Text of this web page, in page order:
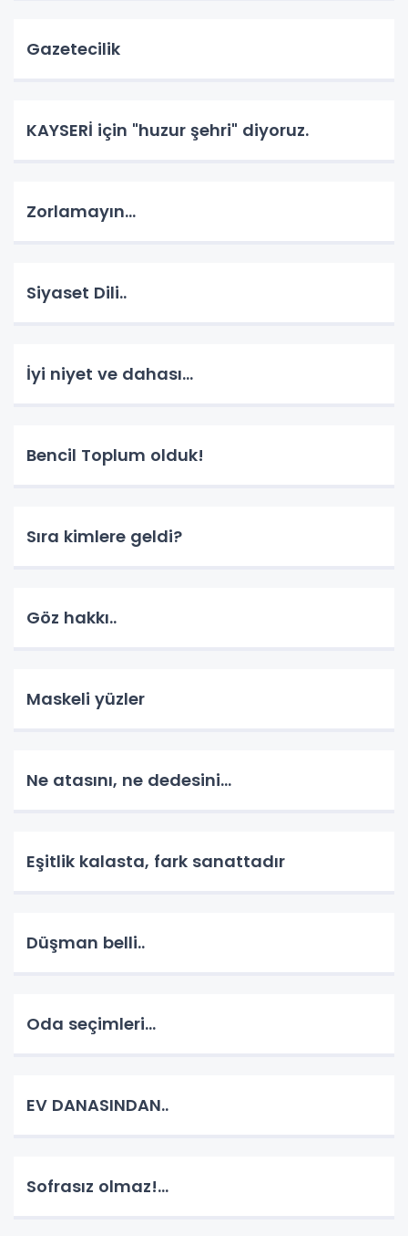
Gazetecilik
KAYSERİ için "huzur şehri" diyoruz.
Zorlamayın...
Siyaset Dili..
İyi niyet ve dahası...
Bencil Toplum olduk!
Sıra kimlere geldi?
Göz hakkı..
Maskeli yüzler
Ne atasını, ne dedesini...
Eşitlik kalasta, fark sanattadır
Düşman belli..
Oda seçimleri...
EV DANASINDAN..
Sofrasız olmaz!...